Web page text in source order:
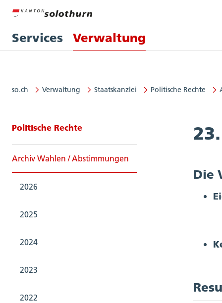
Services Verwaltung
so.ch Verwaltung Staatskanzlei Politische Rechte
Seitennavigation: Politische
Politische Rechte
Archiv Wahlen / Abstimmungen
2026
2025
2024
2023
2022
Die